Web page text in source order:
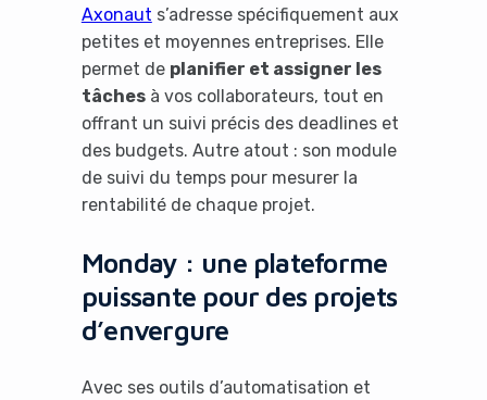
Axonaut s’adresse spécifiquement aux
petites et moyennes entreprises. Elle
permet de planifier et assigner les
tâchesà vos collaborateurs, tout en
offrant un suivi précis des deadlines et
des budgets. Autre atout : son module
de suivi du temps pour mesurer la
rentabilité de chaque projet.
Monday : une plateforme
puissante pour des projets
d’envergure
Avec ses outils d’automatisation et